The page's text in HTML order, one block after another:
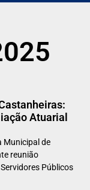
Atuarial
Municipal de
reunião
Públicos